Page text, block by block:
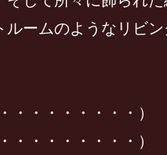
ームのようなリビン
・・・・・・・）
・・・・・・・）